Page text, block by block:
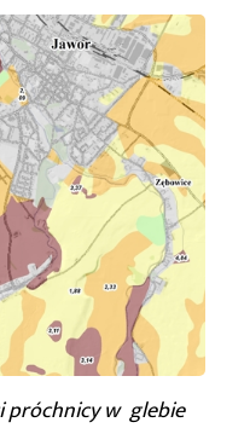
próchnicy w glebie